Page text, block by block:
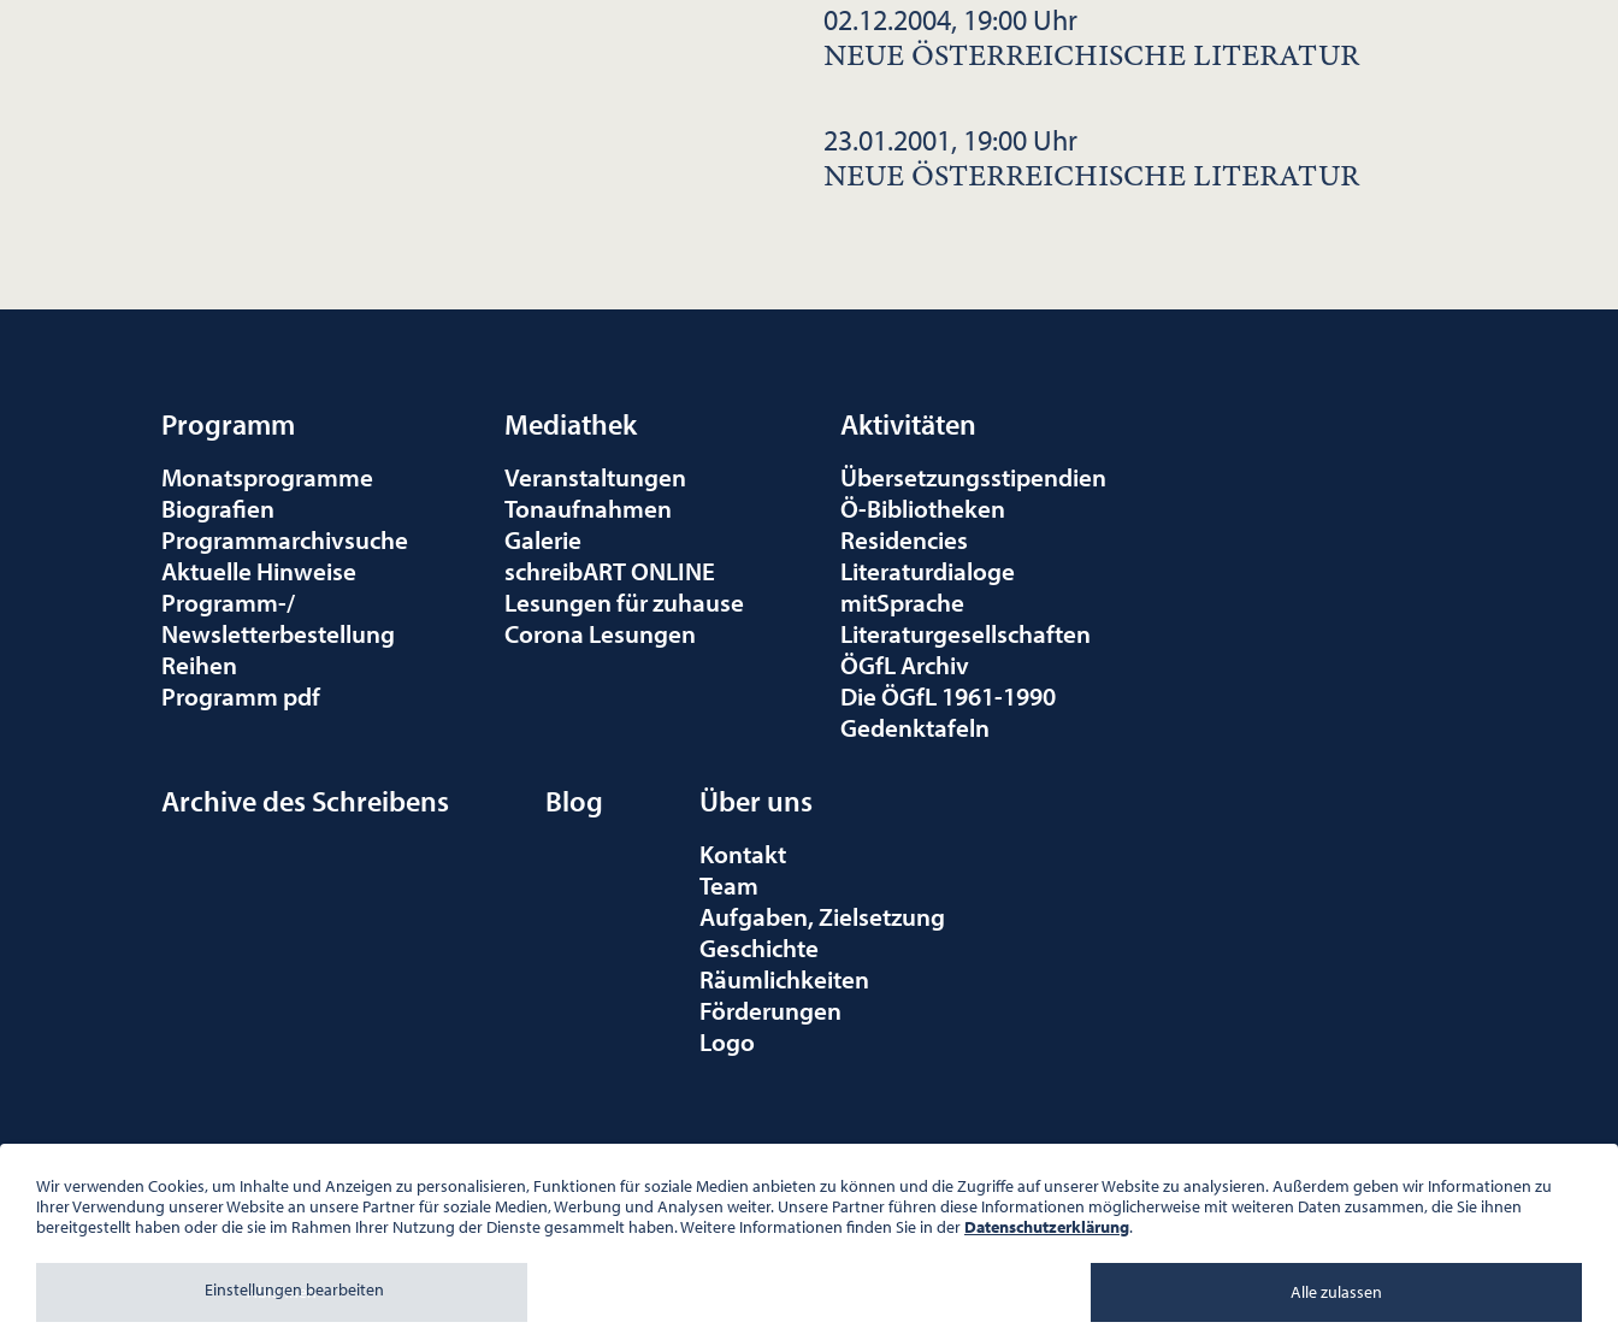
02.12.2004, 19:00 Uhr
NEUE ÖSTERREICHISCHE LITERATUR
23.01.2001, 19:00 Uhr
NEUE ÖSTERREICHISCHE LITERATUR
Programm
Monatsprogramme
Biografien
Programmarchivsuche
Aktuelle Hinweise
Programm-/
Newsletterbestellung
Reihen
Programm pdf
Mediathek
Veranstaltungen
Tonaufnahmen
Galerie
schreibART ONLINE
Lesungen für zuhause
Corona Lesungen
Aktivitäten
Übersetzungsstipendien
Ö-Bibliotheken
Residencies
Literaturdialoge
mitSprache
Literaturgesellschaften
ÖGfL Archiv
Die ÖGfL 1961-1990
Gedenktafeln
Archive des Schreibens Blog Über uns
Kontakt
Team
Aufgaben, Zielsetzung
Geschichte
Räumlichkeiten
Förderungen
Logo
PALAIS WILCZEK, HERRENGASSE 5, STIEGE 1, 2. STOCK, 1010 WIEN
TEL. + 43 1 533 81 59
OFFICE(AT)OGL.AT
BÜROZEITEN: MO – DO 10:00 – 16:00 UHR, FR 10:00 – 13:00 UHR
Wir verwenden Cookies, um Inhalte und Anzeigen zu personalisieren, Funktionen für soziale Medien anbieten zu können und die Zugriffe auf unserer Website zu analysieren. Außerdem geben wir Informationen zu
Ihrer Verwendung unserer Website an unsere Partner für soziale Medien, Werbung und Analysen weiter. Unsere Partner führen diese Informationen möglicherweise mit weiteren Daten zusammen, die Sie ihnen
bereitgestellt haben oder die sie im Rahmen Ihrer Nutzung der Dienste gesammelt haben. Weitere Informationen finden Sie in der Datenschutzerklärung.
Einstellungen bearbeiten
Ablehnen Alle zulassen